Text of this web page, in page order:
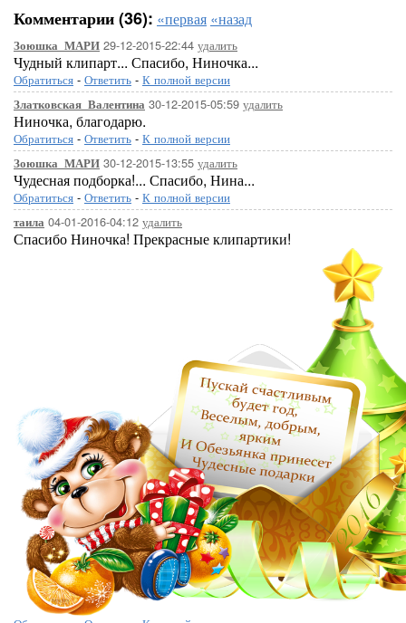
Комментарии (36): «первая «назад
Зоюшка_МАРИ 29-12-2015-22:44 удалить
Чудный клипарт... Спасибо, Ниночка...
Обратиться - Ответить - К полной версии
Златковская_Валентина 30-12-2015-05:59 удалить
Ниночка, благодарю.
Обратиться - Ответить - К полной версии
Зоюшка_МАРИ 30-12-2015-13:55 удалить
Чудесная подборка!... Спасибо, Нина...
Обратиться - Ответить - К полной версии
таила 04-01-2016-04:12 удалить
Спасибо Ниночка! Прекрасные клипартики!